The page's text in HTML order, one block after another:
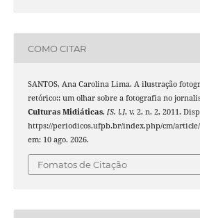
COMO CITAR
SANTOS, Ana Carolina Lima. A ilustração
retórico:: um olhar sobre a fotografia no
Culturas Midiáticas, [S. l.], v. 2, n. 2, 2011.
https://periodicos.ufpb.br/index.php/cm/article/
em: 10 ago. 2026.
Fomatos de Citação